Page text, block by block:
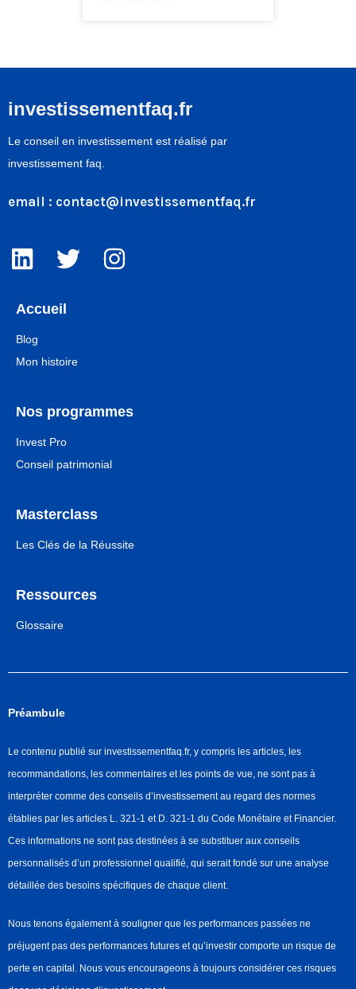
investissementfaq.fr
Le conseil en investissement est réalisé par
investissement faq.
email : contact@investissementfaq.fr
Accueil
Blog
Mon histoire
Nos programmes
Invest Pro
Conseil patrimonial
Masterclass
Les Clés de la Réussite
Ressources
Glossaire
Préambule
Le contenu publié sur investissementfaq.fr, y compris les articles, les
recommandations, les commentaires et les points de vue, ne sont pas à
interpréter comme des conseils d’investissement au regard des normes
établies par les articles L. 321-1 et D. 321-1 du Code Monétaire et Financier.
Ces informations ne sont pas destinées à se substituer aux conseils
personnalisés d’un professionnel qualifié, qui serait fondé sur une analyse
détaillée des besoins spécifiques de chaque client.
Nous tenons également à souligner que les performances passées ne
préjugent pas des performances futures et qu’investir comporte un risque de
perte en capital. Nous vous encourageons à toujours considérer ces risques